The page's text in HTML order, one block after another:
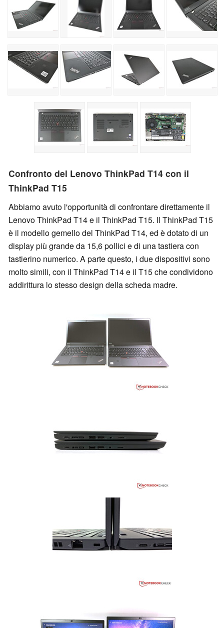
Confronto del Lenovo ThinkPad T14 con il
ThinkPad T15
Abbiamo avuto l'opportunità di confrontare direttamente il
Lenovo ThinkPad T14 e il ThinkPad T15. Il ThinkPad T15
è il modello gemello del ThinkPad T14, ed è dotato di un
display più grande da 15,6 pollici e di una tastiera con
tastierino numerico. A parte questo, i due dispositivi sono
molto simili, con il ThinkPad T14 e il T15 che condividono
addirittura lo stesso design della scheda madre.